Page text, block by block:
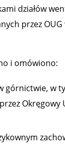
działów
przez
i omówiono:
górnictwie, w
Okręgowy